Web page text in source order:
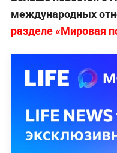
международных
разделе «Мировая